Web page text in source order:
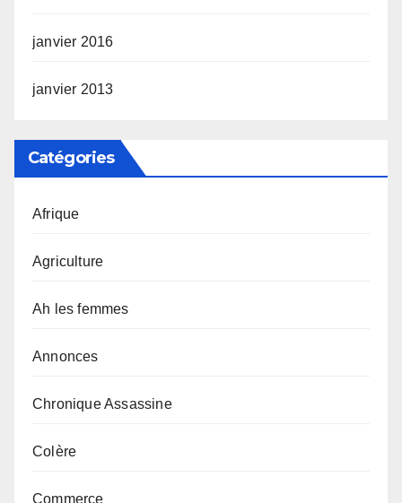
janvier 2016
janvier 2013
Catégories
Afrique
Agriculture
Ah les femmes
Annonces
Chronique Assassine
Colère
Commerce